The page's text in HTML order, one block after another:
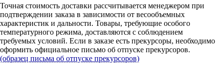
Точная стоимость доставки рассчитывается менеджером при
подтверждении заказа в зависимости от весообъемных
характеристик и дальности. Товары, требующие особого
температурного режима, доставляются с соблюдением
требуемых условий. Если в заказе есть прекурсоры, необходимо
оформить официальное письмо об отпуске прекурсоров.
(образец письма об отпуске прекурсоров)